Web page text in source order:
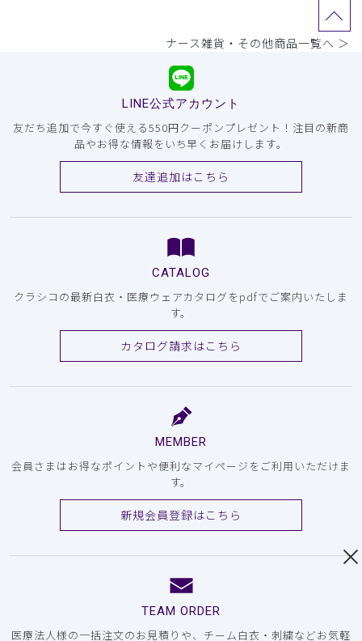
ナース雑貨・その他商品一覧へ ＞
LINE公式アカウント
友だち追加で今すぐ使える550円クーポンプレゼント！注目の新商
品やお得な情報をいち早くお届けします。
友達追加はこちら
CATALOG
クラシコの最新白衣・医療ウェアカタログをpdfでご案内いたしま
す。
カタログ請求はこちら
MEMBER
会員さまはお得なポイントや便利なマイページをご利用いただけま
す。
新規会員登録はこちら
TEAM ORDER
医療法人様の一括注文のお見積りや、チーム白衣・刺繍などお気軽